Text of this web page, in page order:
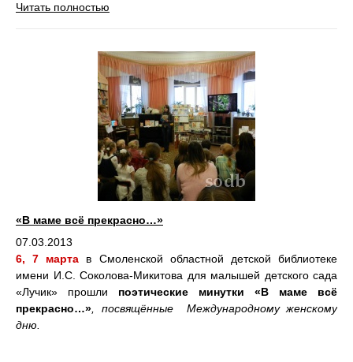
Читать полностью
«В маме всё прекрасно…»
07.03.2013
6, 7 марта в Смоленской областной детской библиотеке
имени И.С. Соколова-Микитова для малышей детского сада
«Лучик» прошли поэтические минутки «В маме всё
прекрасно…» , посвящённые Международному женскому
дню.